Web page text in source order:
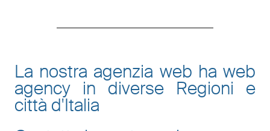
La nostra agenzia web ha web
agency in diverse Regioni e
città d'Italia